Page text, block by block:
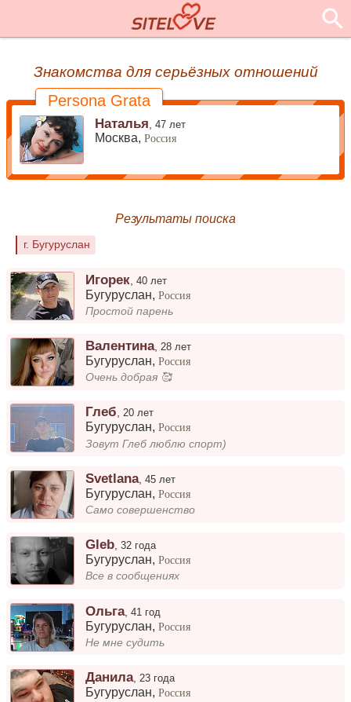
Знакомства для серьёзных отношений
Persona Grata
Наталья ,47 лет
Москва,Россия
Результаты поиска
г. Бугуруслан
Игорек ,40 лет
Бугуруслан,Россия
Простой парень
Валентина, 28 лет
Бугуруслан,Россия
Очень добрая 🥰
Глеб,20 лет
Бугуруслан,Россия
Зовут Глеб люблю спорт)
Svetlana,45 лет
Бугуруслан,Россия
Само совершенство
Gleb ,32 года
Бугуруслан,Россия
Все в сообщениях
Ольга,41 год
Бугуруслан,Россия
Не мне судить
Данила, 23 года
Бугуруслан,Россия